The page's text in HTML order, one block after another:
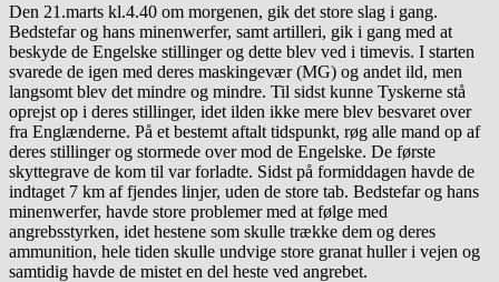
Den 21.marts kl.4.40 om morgenen, gik det store slag i gang.
Bedstefar og hans minenwerfer, samt artilleri, gik i gang med at
beskyde de Engelske stillinger og dette blev ved i timevis. I starten
svarede de igen med deres maskingevær (MG) og andet ild, men
langsomt blev det mindre og mindre. Til sidst kunne Tyskerne stå
oprejst op i deres stillinger, idet ilden ikke mere blev besvaret over
fra Englænderne. På et bestemt aftalt tidspunkt, røg alle mand op af
deres stillinger og stormede over mod de Engelske. De første
skyttegrave de kom til var forladte. Sidst på formiddagen havde de
indtaget 7 km af fjendes linjer, uden de store tab. Bedstefar og hans
minenwerfer, havde store problemer med at følge med
angrebsstyrken, idet hestene som skulle trække dem og deres
ammunition, hele tiden skulle undvige store granat huller i vejen og
samtidig havde de mistet en del heste ved angrebet.